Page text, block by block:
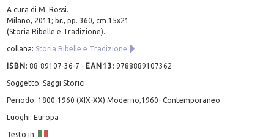
A cura di M. Rossi.
Milano, 2011; br., pp. 360, cm 15x21.
(Storia Ribelle e Tradizione).
collana: Storia Ribelle e Tradizione
ISBN:88-89107-36-7 - EAN13 :9788889107362
Soggetto: Saggi Storici
Periodo: 1800-1960 (XIX-XX) Moderno,1960- Contemporaneo
Luoghi: Europa
Testo in: